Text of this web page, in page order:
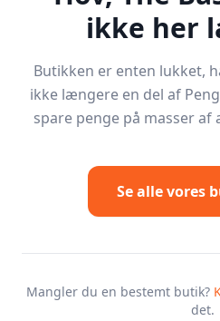
ikke her
Butikken er enten lukket,
ikke længere en del af
spare penge på masser af
Se alle vores
Mangler du en bestemt butik?
det.